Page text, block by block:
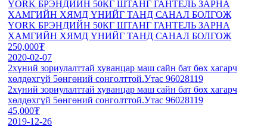
YORK БРЭНДИЙН 50КГ ШТАНГ ГАНТЕЛЬ ЗАРНА
ХАМГИЙН ХЯМД ҮНИЙГ ТАНД САНАЛ БОЛГОЖ
YORK БРЭНДИЙН 50КГ ШТАНГ ГАНТЕЛЬ ЗАРНА
ХАМГИЙН ХЯМД ҮНИЙГ ТАНД САНАЛ БОЛГОЖ
250,000₮
2020-02-07
2хүний зориулалттай хуванцар маш сайн бат бөх хагарч
хөлдөхгүй 5өнгөний сонголттой.Утас 96028119
2хүний зориулалттай хуванцар маш сайн бат бөх хагарч
хөлдөхгүй 5өнгөний сонголттой.Утас 96028119
45,000₮
2019-12-26